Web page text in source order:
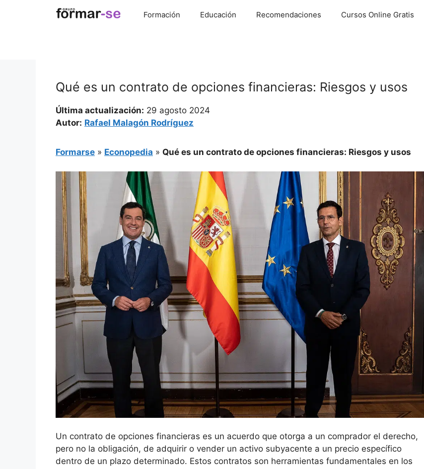
Formación Educación Recomendaciones Cursos Online Gratis
Qué es un contrato de opciones financieras: Riesgos y usos
Última actualización: 29 agosto 2024
Autor: Rafael Malagón Rodríguez
Formarse » Econopedia » Qué es un contrato de opciones financieras: Riesgos y usos
Un contrato de opciones financieras ‌es un acuerdo⁤ que otorga‌ a‌ un comprador el derecho,
pero ​no‍ la obligación, de adquirir o vender un‍ activo‌ subyacente⁣ a un precio específico
dentro de un plazo determinado. Estos contratos son ⁣herramientas⁢ fundamentales ⁣en ⁤los